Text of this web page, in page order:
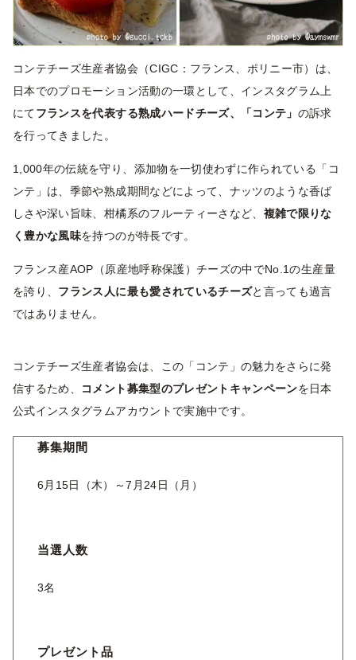
コンテチーズ生産者協会（CIGC：フランス、ポリニー市）は、
日本でのプロモーション活動の一環として、インスタグラム上
にてフランスを代表する熟成ハードチーズ、「コンテ」 の訴求
を行ってきました。
1,000年の伝統を守り、添加物を一切使わずに作られている「コ
ンテ」は、季節や熟成期間などによって、ナッツのような香ば
しさや深い旨味、柑橘系のフルーティーさなど、 複雑で限りな
く豊かな風味を持つのが特長です。
フランス産AOP（原産地呼称保護）チーズの中でNo.1の生産量
を誇り、 フランス人に最も愛されているチーズと言っても過言
ではありません。
コンテチーズ生産者協会は、この「コンテ」の魅力をさらに発
信するため、
コメント募集型のプレゼントキャンペーンを日本
公式インスタグラムアカウントで実施中です。
募集期間
6月15日（木）～7月24日（月）
当選人数
3名
プレゼント品